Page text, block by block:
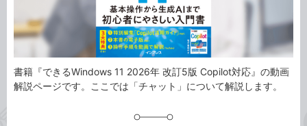
書籍『できるWindows 11 2026年 改訂5版 Copilot対応』の動画
解説ページです。ここでは「チャット」について解説します。